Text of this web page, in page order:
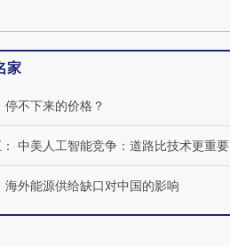
家
停不下来的价格？
： 中美人工智能竞争：道路比技术更重要
海外能源供给缺口对中国的影响